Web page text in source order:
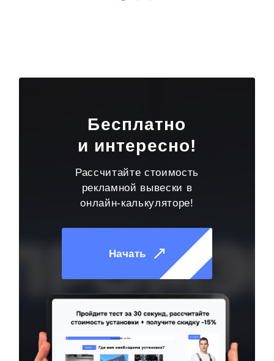
Бесплатно
и интересно!
Рассчитайте стоимость
рекламной вывески в
онлайн-калькуляторе!
Начать